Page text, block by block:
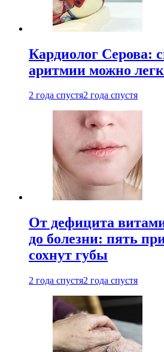
Кардиолог Серова:
аритмии можно
2 года спустя2 года спустя
От дефицита
до болезни: пять
сохнут губы
2 года спустя2 года спустя